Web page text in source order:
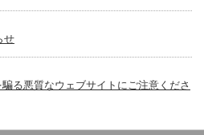
せ
る悪質なウェブサイトにご注意くださ